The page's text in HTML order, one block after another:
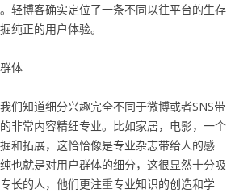
轻博客确实定位了一条不同以往平台的生存
纯正的用户体验。
体
们知道细分兴趣完全不同于微博或者SNS带
非常内容精细专业。比如家居，电影，一个
和拓展，这恰恰像是专业杂志带给人的感
也就是对用户群体的细分，这很显然十分吸
长的人，他们更注重专业知识的创造和学